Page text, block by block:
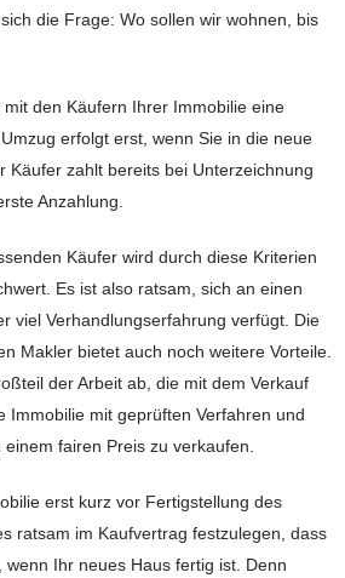
die Frage: Wo sollen wir wohnen, bis
den Käufern Ihrer Immobilie eine
erfolgt erst, wenn Sie in die neue
Käufer zahlt bereits bei Unterzeichnung
Anzahlung.
Käufer wird durch diese Kriterien
Es ist also ratsam, sich an einen
viel Verhandlungserfahrung verfügt. Die
Makler bietet auch noch weitere Vorteile.
der Arbeit ab, die mit dem Verkauf
Immobilie mit geprüften Verfahren und
fairen Preis zu verkaufen.
erst kurz vor Fertigstellung des
ratsam im Kaufvertrag festzulegen, dass
Ihr neues Haus fertig ist. Denn